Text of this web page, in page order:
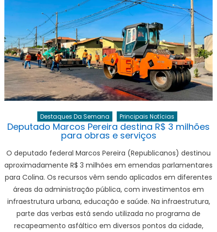
Destaques Da Semana Principais Notícias
Deputado Marcos Pereira destina R$ 3 milhões
para obras e serviços
O deputado federal Marcos Pereira (Republicanos) destinou
aproximadamente R$ 3 milhões em emendas parlamentares
para Colina. Os recursos vêm sendo aplicados em diferentes
áreas da administração pública, com investimentos em
infraestrutura urbana, educação e saúde. Na infraestrutura,
parte das verbas está sendo utilizada no programa de
recapeamento asfáltico em diversos pontos da cidade,